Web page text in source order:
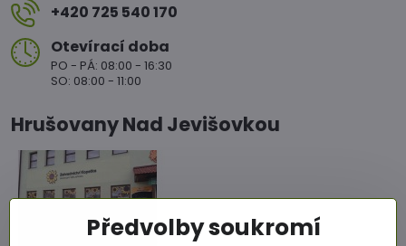
+420 725 540 170
Otevírací doba
PO - PÁ: 08:00 - 16:30
SO: 08:00 - 11:00
Hrušovany Nad Jevišovkou
Předvolby soukromí